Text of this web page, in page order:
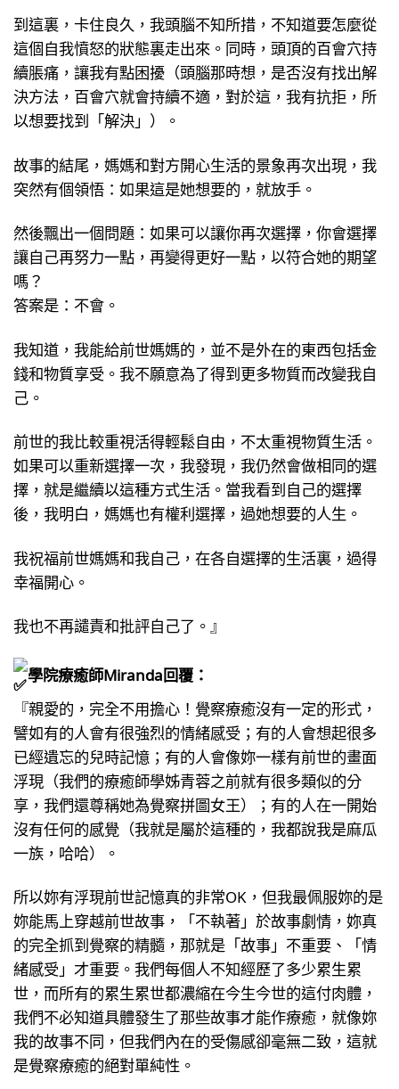
到這裏，卡住良久，我頭腦不知所措，不知道要怎麼從
這個自我憤怒的狀態裏走出來。同時，頭頂的百會穴持
續脹痛，讓我有點困擾（頭腦那時想，是否沒有找出解
決方法，百會穴就會持續不適，對於這，我有抗拒，所
以想要找到「解決」）。
故事的結尾，媽媽和對方開心生活的景象再次出現，我
突然有個領悟：如果這是她想要的，就放手。
然後飄出一個問題：如果可以讓你再次選擇，你會選擇
讓自己再努力一點，再變得更好一點，以符合她的期望
嗎？
答案是：不會。
我知道，我能給前世媽媽的，並不是外在的東西包括金
錢和物質享受。我不願意為了得到更多物質而改變我自
己。
前世的我比較重視活得輕鬆自由，不太重視物質生活。
如果可以重新選擇一次，我發現，我仍然會做相同的選
擇，就是繼續以這種方式生活。當我看到自己的選擇
後，我明白，媽媽也有權利選擇，過她想要的人生。
我祝福前世媽媽和我自己，在各自選擇的生活裏，過得
幸福開心。
我也不再譴責和批評自己了。』
學院療癒師Miranda回覆：
『親愛的，完全不用擔心！覺察療癒沒有一定的形式，
譬如有的人會有很強烈的情緒感受；有的人會想起很多
已經遺忘的兒時記憶；有的人會像妳一樣有前世的畫面
浮現（我們的療癒師學姊青蓉之前就有很多類似的分
享，我們還尊稱她為覺察拼圖女王）；有的人在一開始
沒有任何的感覺（我就是屬於這種的，我都說我是麻瓜
一族，哈哈）。
所以妳有浮現前世記憶真的非常OK，但我最佩服妳的是
妳能馬上穿越前世故事，「不執著」於故事劇情，妳真
的完全抓到覺察的精髓，那就是「故事」不重要、「情
緒感受」才重要。我們每個人不知經歷了多少累生累
世，而所有的累生累世都濃縮在今生今世的這付肉體，
我們不必知道具體發生了那些故事才能作療癒，就像妳
我的故事不同，但我們內在的受傷感卻毫無二致，這就
是覺察療癒的絕對單純性。